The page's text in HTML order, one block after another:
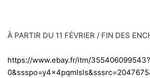
À PARTIR DU 11 FÉVRIER / FIN DES
https://www.ebay.fr/itm/